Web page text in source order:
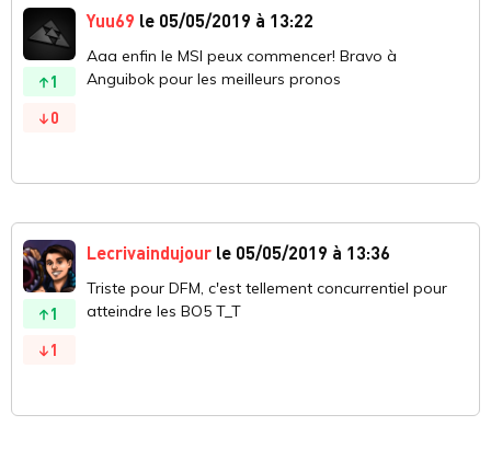
1
0
Yuu69 le 05/05/2019 à 13:22
Aaa enfin le MSI peux commencer! Bravo à
Anguibok pour les meilleurs pronos
1
1
Lecrivaindujour le 05/05/2019 à 13:36
Triste pour DFM, c'est tellement concurrentiel pour
atteindre les BO5 T_T